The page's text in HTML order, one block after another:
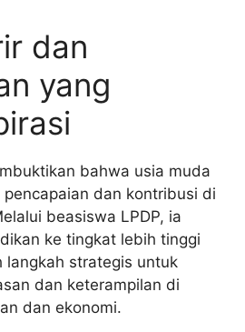
dan
yang
bahwa usia muda
dan kontribusi di
beasiswa LPDP, ia
ke tingkat lebih tinggi
langkah strategis untuk
dan keterampilan di
dan ekonomi.